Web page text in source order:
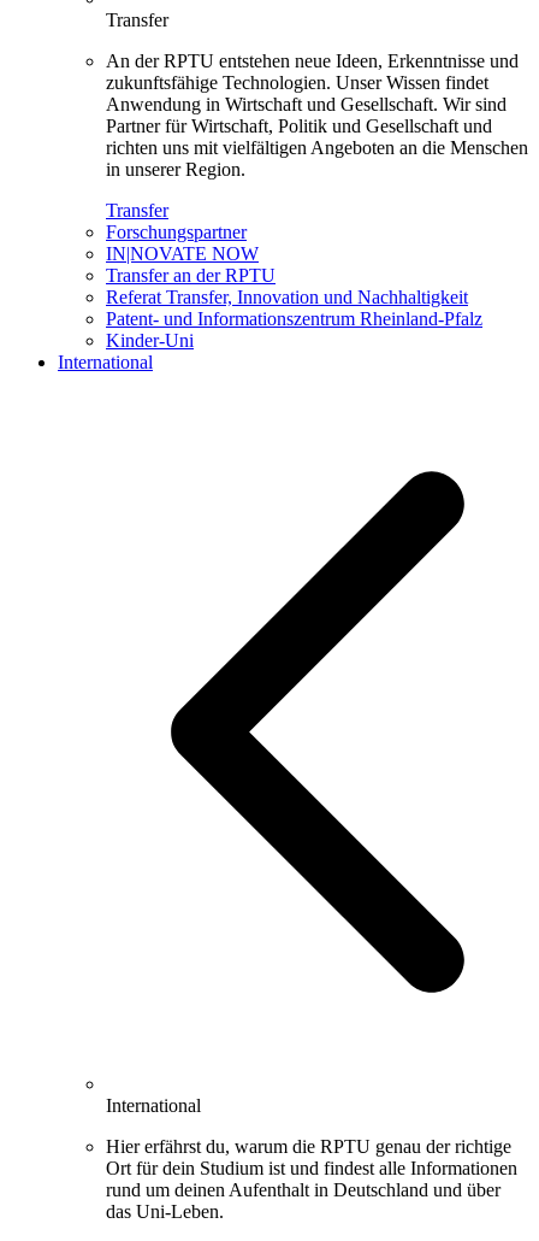
Transfer
An der RPTU entstehen neue Ideen, Erkenntnisse und
zukunftsfähige Technologien. Unser Wissen findet
Anwendung in Wirtschaft und Gesellschaft. Wir sind
Partner für Wirtschaft, Politik und Gesellschaft und
richten uns mit vielfältigen Angeboten an die Menschen
in unserer Region.
Transfer
Forschungspartner
IN|NOVATE NOW
Transfer an der RPTU
Referat Transfer, Innovation und Nachhaltigkeit
Patent- und Informationszentrum Rheinland-Pfalz
Kinder-Uni
International
International
Hier erfährst du, warum die RPTU genau der richtige
Ort für dein Studium ist und findest alle Informationen
rund um deinen Aufenthalt in Deutschland und über
das Uni-Leben.